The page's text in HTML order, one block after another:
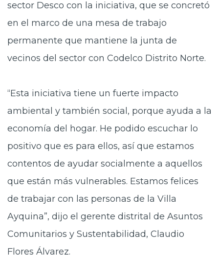
sector Desco con la iniciativa, que se concretó
en el marco de una mesa de trabajo
permanente que mantiene la junta de
vecinos del sector con Codelco Distrito Norte.
“Esta iniciativa tiene un fuerte impacto
ambiental y también social, porque ayuda a la
economía del hogar. He podido escuchar lo
positivo que es para ellos, así que estamos
contentos de ayudar socialmente a aquellos
que están más vulnerables. Estamos felices
de trabajar con las personas de la Villa
Ayquina”, dijo el gerente distrital de Asuntos
Comunitarios y Sustentabilidad, Claudio
Flores Álvarez.